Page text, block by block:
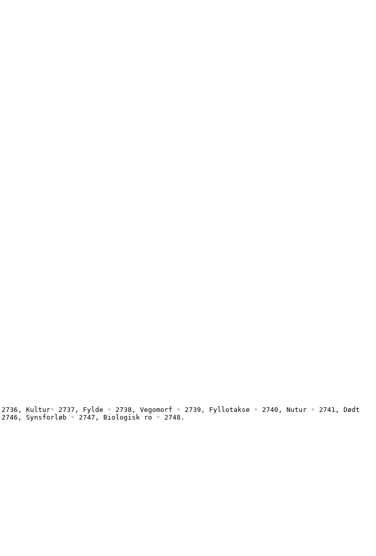
Kultur◦ 2737, Fylde ◦ 2738, Vegomorf ◦ 2739, Fyllotakse ◦ 2740, Nutur ◦ 2741, Dødt
2746, Synsforløb ◦ 2747, Biologisk ro ◦ 2748.